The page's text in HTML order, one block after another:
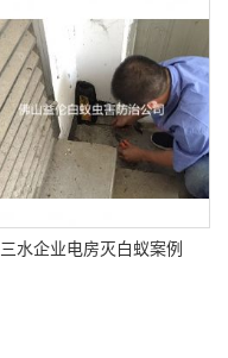
三水企业电房灭白蚁案例